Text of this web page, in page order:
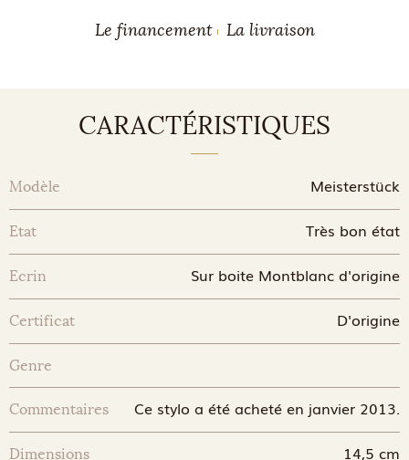
Le financement La livraison
CARACTÉRISTIQUES
Modèle Meisterstück
Etat Très bon état
Ecrin Sur boite Montblanc d'origine
Certificat D'origine
Genre
Commentaires Ce stylo a été acheté en janvier 2013.
Dimensions 14,5 cm